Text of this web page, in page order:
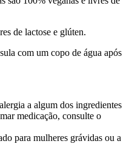
de lactose e glúten.
com um copo de água após
a algum dos ingredientes
medicação, consulte o
para mulheres grávidas ou a